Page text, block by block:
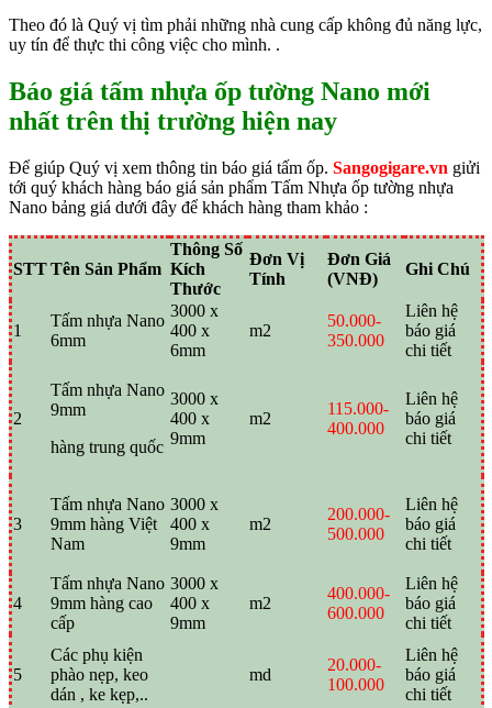
Theo đó là Quý vị tìm phải những nhà cung cấp không đủ năng lực,
uy tín để thực thi công việc cho mình. .
Báo giá tấm nhựa ốp tường Nano mới
nhất trên thị trường hiện nay
Để giúp Quý vị xem thông tin báo giá tấm ốp. Sangogigare.vn giửi
tới quý khách hàng báo giá sản phẩm Tấm Nhựa ốp tường nhựa
Nano bảng giá dưới đây để khách hàng tham khảo :
STTTên Sản Phẩm
Thông Số
Kích
Thước
Đơn Vị
Tính
Đơn Giá
(VNĐ)
Ghi Chú
1
Tấm nhựa Nano
6mm
3000 x
400 x
6mm
m2
50.000-
350.000
Liên hệ
báo giá
chi tiết
2
Tấm nhựa Nano
9mm
hàng trung quốc
3000 x
400 x
9mm
m2
115.000-
400.000
Liên hệ
báo giá
chi tiết
3
Tấm nhựa Nano
9mm hàng Việt
Nam
3000 x
400 x
9mm
m2
200.000-
500.000
Liên hệ
báo giá
chi tiết
4
Tấm nhựa Nano
9mm hàng cao
cấp
3000 x
400 x
9mm
m2
400.000-
600.000
Liên hệ
báo giá
chi tiết
5
Các phụ kiện
phào nẹp, keo
dán , ke kẹp,..
md
20.000-
100.000
Liên hệ
báo giá
chi tiết